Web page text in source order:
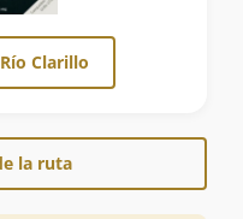
Clarillo
la ruta